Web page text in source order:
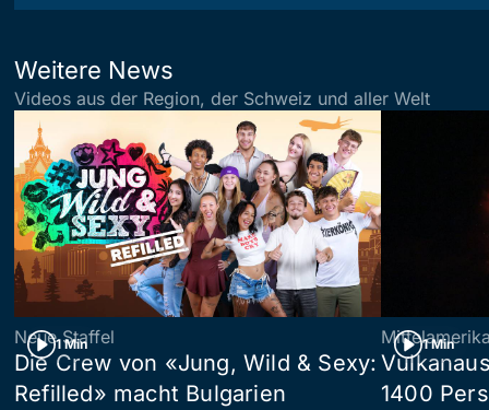
Weitere News
Videos aus der Region, der Schweiz und aller Welt
1 Min
Neue Staffel
Die Crew von «Jung, Wild & Sexy:
Refilled» macht Bulgarien
1 Min
1400